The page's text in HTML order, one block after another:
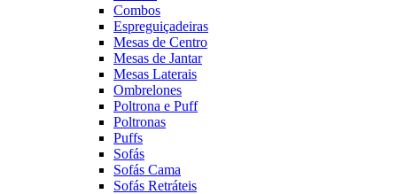
Combos
Espreguiçadeiras
Mesas de Centro
Mesas de Jantar
Mesas Laterais
Ombrelones
Poltrona e Puff
Poltronas
Puffs
Sofás
Sofás Cama
Sofás Retráteis